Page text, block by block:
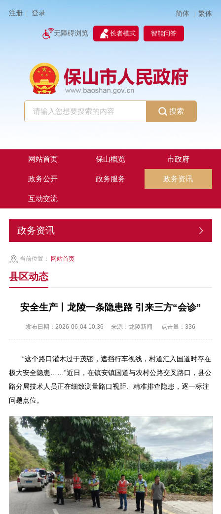
注册 登录 简体 | 繁体
无障碍浏览 长者模式 智能问答
搜索
网站首页 保山概览 市政府
政务公开 政务服务 政务资讯
互动交流
政务资讯
当前位置： 网站首页
县区动态
安全生产丨龙陵一条隐患路 引来三方“会诊”
发布日期：2026-06-04 10:36 来源：龙陵新闻 点击量： 336
“这个路口灌木过于茂密，遮挡行车视线，村道汇入国道时存在
极大安全隐患……”近日，在镇安镇国道与农村公路交叉路口，县公
路分局技术人员正在细致测量路口视距、精准排查隐患，逐一标注
问题点位。